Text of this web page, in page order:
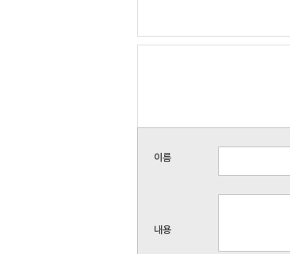
이름
내용